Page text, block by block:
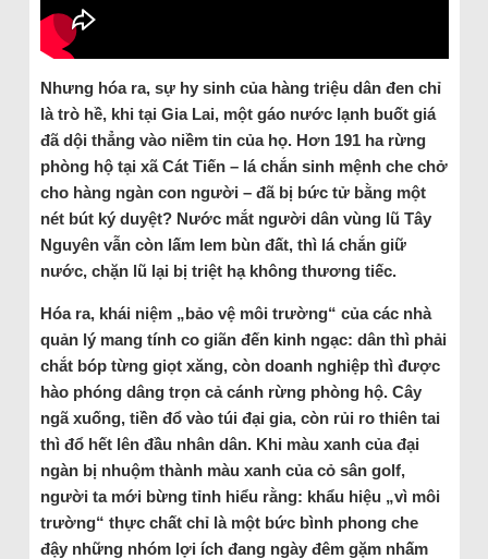
Nhưng hóa ra, sự hy sinh của hàng triệu dân đen chỉ
là trò hề, khi tại Gia Lai, một gáo nước lạnh buốt giá
đã dội thẳng vào niềm tin của họ. Hơn 191 ha rừng
phòng hộ tại xã Cát Tiến – lá chắn sinh mệnh che chở
cho hàng ngàn con người – đã bị bức tử bằng một
nét bút ký duyệt? Nước mắt người dân vùng lũ Tây
Nguyên vẫn còn lấm lem bùn đất, thì lá chắn giữ
nước, chặn lũ lại bị triệt hạ không thương tiếc.
Hóa ra, khái niệm „bảo vệ môi trường“ của các nhà
quản lý mang tính co giãn đến kinh ngạc: dân thì phải
chắt bóp từng giọt xăng, còn doanh nghiệp thì được
hào phóng dâng trọn cả cánh rừng phòng hộ. Cây
ngã xuống, tiền đổ vào túi đại gia, còn rủi ro thiên tai
thì đổ hết lên đầu nhân dân. Khi màu xanh của đại
ngàn bị nhuộm thành màu xanh của cỏ sân golf,
người ta mới bừng tỉnh hiểu rằng: khẩu hiệu „vì môi
trường“ thực chất chỉ là một bức bình phong che
đậy những nhóm lợi ích đang ngày đêm gặm nhấm